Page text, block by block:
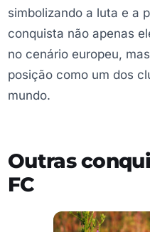
simbolizando a luta e a
conquista não apenas
no cenário europeu,
posição como um dos
mundo.
Outras
FC